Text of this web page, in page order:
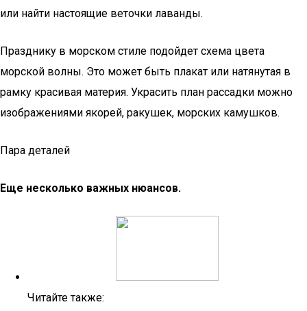
или найти настоящие веточки лаванды.
Празднику в морском стиле подойдет схема цвета
морской волны. Это может быть плакат или натянутая в
рамку красивая материя. Украсить план рассадки можно
изображениями якорей, ракушек, морских камушков.
Пара деталей
Еще несколько важных нюансов.
Читайте также: